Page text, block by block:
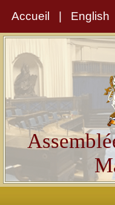
Accueil English